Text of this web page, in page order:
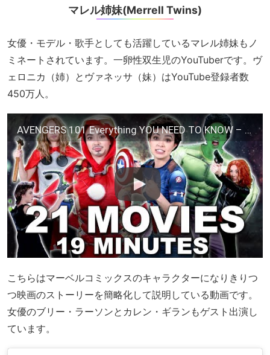
マレル姉妹(Merrell Twins)
女優・モデル・歌手としても活躍しているマレル姉妹もノ
ミネートされています。一卵性双生児のYouTuberです。ヴ
ェロニカ（姉）とヴァネッサ（妹）はYouTube登録者数
450万人。
AVENGERS 101 Everything YOU NEED TO KNOW – Merrell Twins (MCU) featuring Brie Larson | Karen Gillan
こちらはマーベルコミックスのキャラクターになりきりつ
つ映画のストーリーを簡略化して説明している動画です。
女優のブリー・ラーソンとカレン・ギランもゲスト出演し
ています。